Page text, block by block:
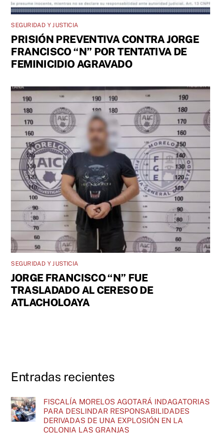
SEGURIDAD Y JUSTICIA
PRISIÓN PREVENTIVA CONTRA JORGE
FRANCISCO “N” POR TENTATIVA DE
FEMINICIDIO AGRAVADO
SEGURIDAD Y JUSTICIA
JORGE FRANCISCO “N” FUE
TRASLADADO AL CERESO DE
ATLACHOLOAYA
Entradas recientes
FISCALÍA MORELOS AGOTARÁ INDAGATORIAS
PARA DESLINDAR RESPONSABILIDADES
DERIVADAS DE UNA EXPLOSIÓN EN LA
COLONIA LAS GRANJAS